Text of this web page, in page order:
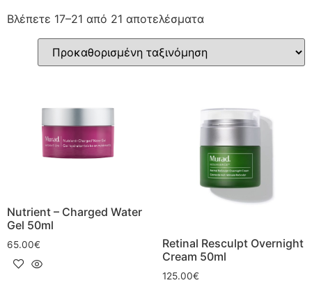
Βλέπετε 17–21 από 21 αποτελέσματα
Nutrient – Charged Water
Gel 50ml
65.00€
Retinal Resculpt Overnight
Cream 50ml
125.00€